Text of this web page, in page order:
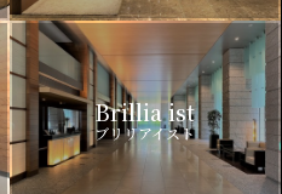
Brillia ist
ブリリアイスト